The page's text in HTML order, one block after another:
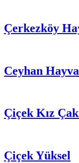
Çerkezköy
Ceyhan
Çiçek Kız
Çiçek Yüksel